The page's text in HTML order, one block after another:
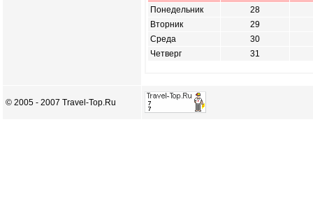
Понедельник
28
Вторник
29
Среда
30
Четверг
31
© 2005 - 2007 Travel-Top.Ru